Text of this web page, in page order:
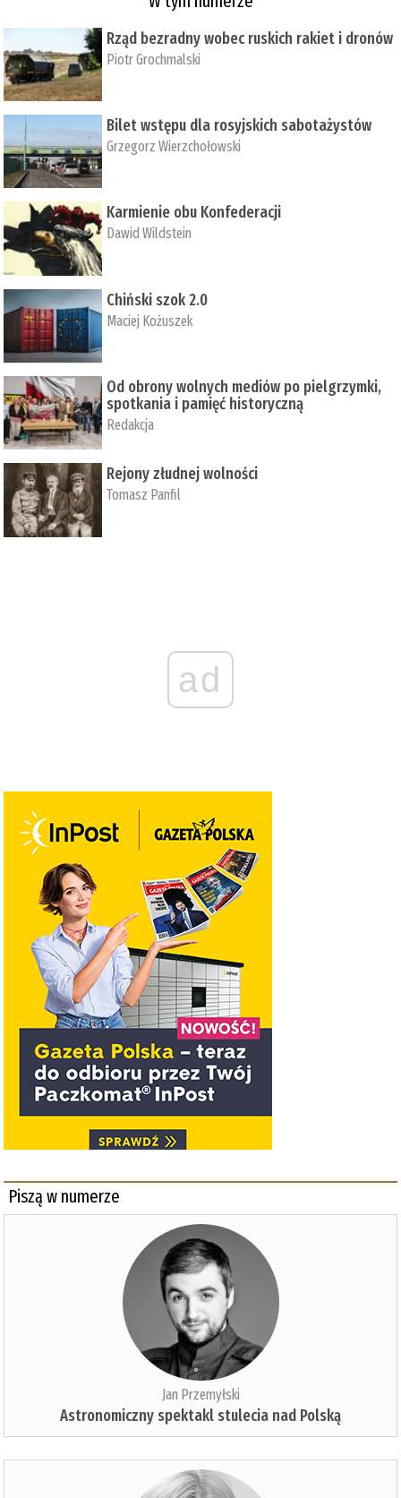
Rząd bezradny wobec ruskich rakiet i dronów
Piotr Grochmalski
Bilet wstępu dla rosyjskich sabotażystów
Grzegorz Wierzchołowski
Karmienie obu Konfederacji
Dawid Wildstein
Chiński szok 2.0
Maciej Kożuszek
Od obrony wolnych mediów po pielgrzymki,
spotkania i pamięć historyczną
Redakcja
Rejony złudnej wolności
Tomasz Panfil
ad
Piszą w numerze
Jan Przemyłski
Astronomiczny spektakl stulecia nad Polską